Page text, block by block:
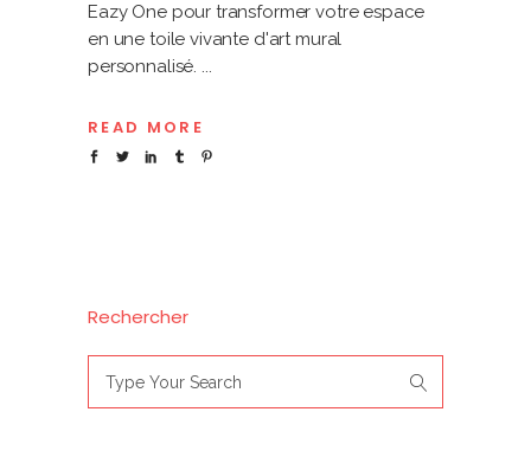
Eazy One pour transformer votre espace
en une toile vivante d'art mural
personnalisé.
READ MORE
Rechercher
for: